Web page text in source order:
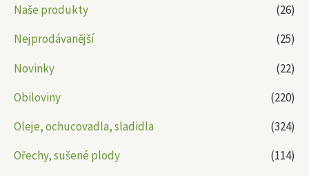
Naše produkty
(26)
Nejprodávanější
(25)
Novinky
(22)
Obiloviny
(220)
Oleje, ochucovadla, sladidla
(324)
Ořechy, sušené plody
(114)